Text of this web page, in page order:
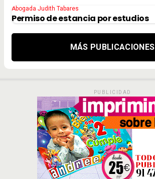
Abogada Judith Tabares
Permiso de estancia por estudios
MÁS PUBLICACIONES
PUBLICIDAD